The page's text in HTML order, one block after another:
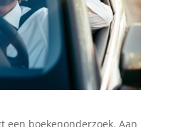
een boekenonderzoek. Aan